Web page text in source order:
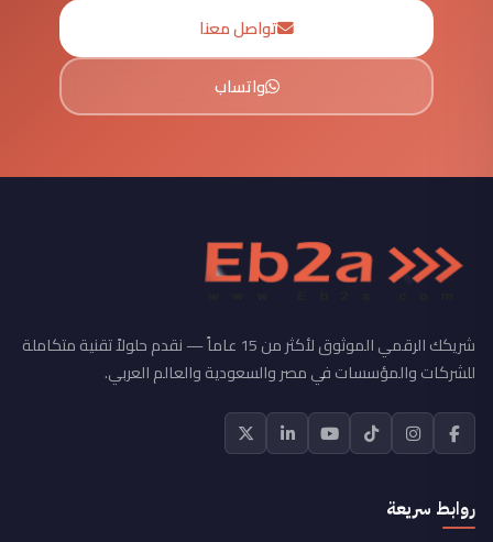
تواصل معنا
واتساب
شريكك الرقمي الموثوق لأكثر من 15 عاماً — نقدم حلولاً تقنية متكاملة
للشركات والمؤسسات في مصر والسعودية والعالم العربي.
روابط سريعة